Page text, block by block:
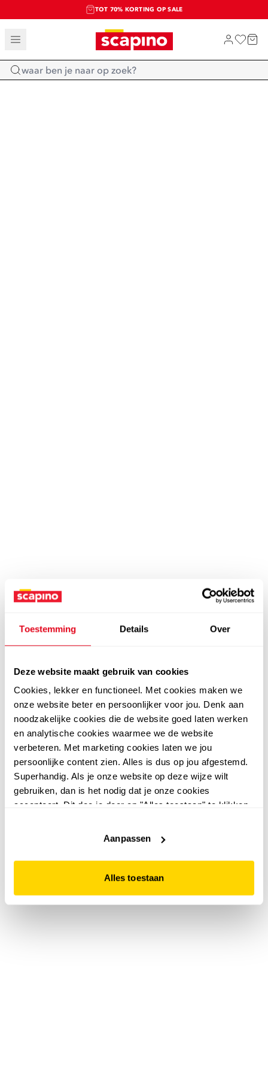
Toestemming Details Over
Deze website maakt gebruik van cookies
Cookies, lekker en functioneel. Met cookies maken we
onze website beter en persoonlijker voor jou. Denk aan
noodzakelijke cookies die de website goed laten werken
en analytische cookies waarmee we de website
verbeteren. Met marketing cookies laten we jou
persoonlijke content zien. Alles is dus op jou afgestemd.
Superhandig. Als je onze website op deze wijze wilt
gebruiken, dan is het nodig dat je onze cookies
accepteert. Dit doe je door op "Alles toestaan" te klikken.
website niet optimaal functioneert.
Aanpassen
Alles toestaan
TOT 70% KORTING OP SALE
SALE: LAATSTE KANS!
SHOP NIEUW
Home